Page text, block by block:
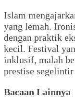
Islam
yang lemah.
dengan praktik
kecil. Festival
inklusif, malah
prestise segelintir
Bacaan Lainnya